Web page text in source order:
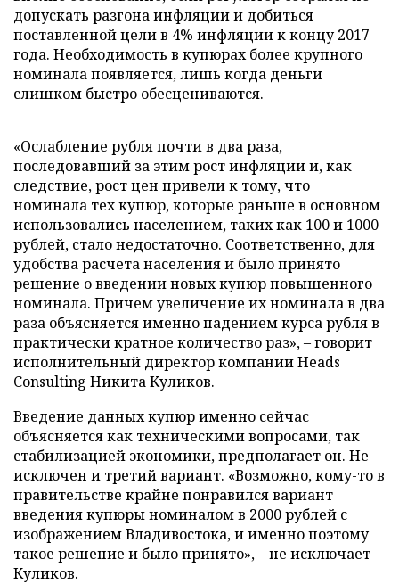
допускать разгона инфляции и добиться
поставленной цели в 4% инфляции к концу 2017
года. Необходимость в купюрах более крупного
номинала появляется, лишь когда деньги
слишком быстро обесцениваются.
«Ослабление рубля почти в два раза,
последовавший за этим рост инфляции и, как
следствие, рост цен привели к тому, что
номинала тех купюр, которые раньше в основном
использовались населением, таких как 100 и 1000
рублей, стало недостаточно. Соответственно, для
удобства расчета населения и было принято
решение о введении новых купюр повышенного
номинала. Причем увеличение их номинала в два
раза объясняется именно падением курса рубля в
практически кратное количество раз», – говорит
исполнительный директор компании Heads
Consulting Никита Куликов.
Введение данных купюр именно сейчас
объясняется как техническими вопросами, так
стабилизацией экономики, предполагает он. Не
исключен и третий вариант. «Возможно, кому-то в
правительстве крайне понравился вариант
введения купюры номиналом в 2000 рублей с
изображением Владивостока, и именно поэтому
такое решение и было принято», – не исключает
Куликов.